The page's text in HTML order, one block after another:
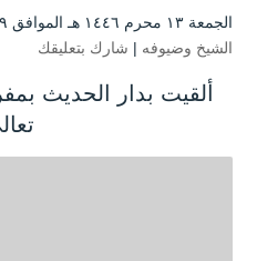
الجمعة ۱۳ محرم ۱٤٤٦ هـ الموافق ۱۹ يوليو ۲۰۲٤ مـ |
الشيخ وضيوفه | شارك بتعليقك
ألقيت بدار الحديث